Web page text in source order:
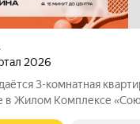
2026
3-комнатная
в Жилом Комплексе